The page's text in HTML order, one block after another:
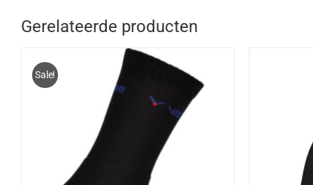
Gerelateerde producten
Sale!